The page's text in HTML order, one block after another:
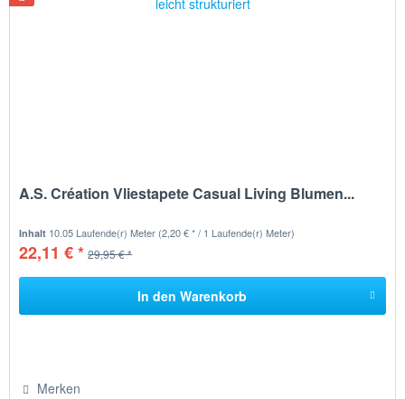
A.S. Création Vliestapete Casual Living Blumen...
Inhalt 10.05 Laufende(r) Meter (2,20 € * / 1 Laufende(r) Meter)
22,11 € * 29,95 € *
In den Warenkorb
Merken